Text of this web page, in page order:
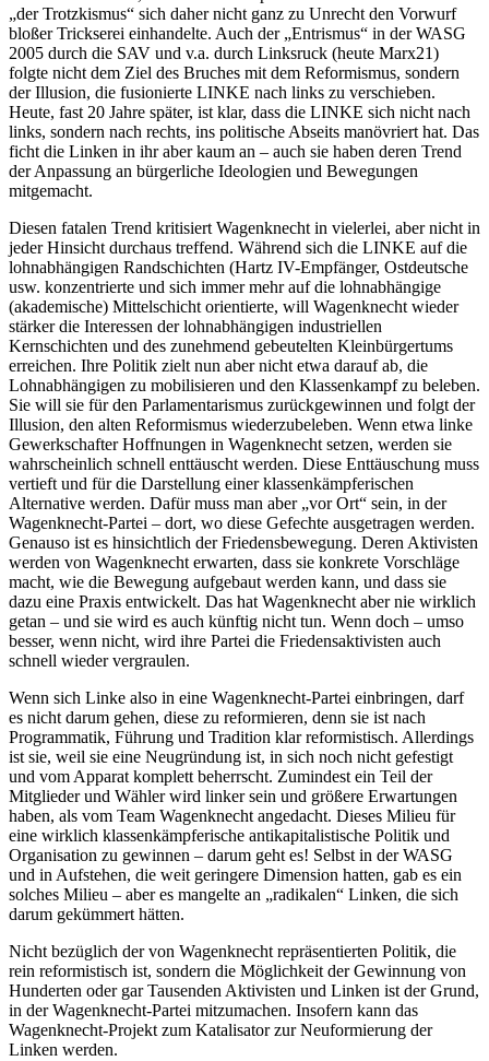
„der Trotzkismus“ sich daher nicht ganz zu Unrecht den Vorwurf
bloßer Trickserei einhandelte. Auch der „Entrismus“ in der WASG
2005 durch die SAV und v.a. durch Linksruck (heute Marx21)
folgte nicht dem Ziel des Bruches mit dem Reformismus, sondern
der Illusion, die fusionierte LINKE nach links zu verschieben.
Heute, fast 20 Jahre später, ist klar, dass die LINKE sich nicht nach
links, sondern nach rechts, ins politische Abseits manövriert hat. Das
ficht die Linken in ihr aber kaum an – auch sie haben deren Trend
der Anpassung an bürgerliche Ideologien und Bewegungen
mitgemacht.
Diesen fatalen Trend kritisiert Wagenknecht in vielerlei, aber nicht in
jeder Hinsicht durchaus treffend. Während sich die LINKE auf die
lohnabhängigen Randschichten (Hartz IV-Empfänger, Ostdeutsche
usw. konzentrierte und sich immer mehr auf die lohnabhängige
(akademische) Mittelschicht orientierte, will Wagenknecht wieder
stärker die Interessen der lohnabhängigen industriellen
Kernschichten und des zunehmend gebeutelten Kleinbürgertums
erreichen. Ihre Politik zielt nun aber nicht etwa darauf ab, die
Lohnabhängigen zu mobilisieren und den Klassenkampf zu beleben.
Sie will sie für den Parlamentarismus zurückgewinnen und folgt der
Illusion, den alten Reformismus wiederzubeleben. Wenn etwa linke
Gewerkschafter Hoffnungen in Wagenknecht setzen, werden sie
wahrscheinlich schnell enttäuscht werden. Diese Enttäuschung muss
vertieft und für die Darstellung einer klassenkämpferischen
Alternative werden. Dafür muss man aber „vor Ort“ sein, in der
Wagenknecht-Partei – dort, wo diese Gefechte ausgetragen werden.
Genauso ist es hinsichtlich der Friedensbewegung. Deren Aktivisten
werden von Wagenknecht erwarten, dass sie konkrete Vorschläge
macht, wie die Bewegung aufgebaut werden kann, und dass sie
dazu eine Praxis entwickelt. Das hat Wagenknecht aber nie wirklich
getan – und sie wird es auch künftig nicht tun. Wenn doch – umso
besser, wenn nicht, wird ihre Partei die Friedensaktivisten auch
schnell wieder vergraulen.
Wenn sich Linke also in eine Wagenknecht-Partei einbringen, darf
es nicht darum gehen, diese zu reformieren, denn sie ist nach
Programmatik, Führung und Tradition klar reformistisch. Allerdings
ist sie, weil sie eine Neugründung ist, in sich noch nicht gefestigt
und vom Apparat komplett beherrscht. Zumindest ein Teil der
Mitglieder und Wähler wird linker sein und größere Erwartungen
haben, als vom Team Wagenknecht angedacht. Dieses Milieu für
eine wirklich klassenkämpferische antikapitalistische Politik und
Organisation zu gewinnen – darum geht es! Selbst in der WASG
und in Aufstehen, die weit geringere Dimension hatten, gab es ein
solches Milieu – aber es mangelte an „radikalen“ Linken, die sich
darum gekümmert hätten.
Nicht bezüglich der von Wagenknecht repräsentierten Politik, die
rein reformistisch ist, sondern die Möglichkeit der Gewinnung von
Hunderten oder gar Tausenden Aktivisten und Linken ist der Grund,
in der Wagenknecht-Partei mitzumachen. Insofern kann das
Wagenknecht-Projekt zum Katalisator zur Neuformierung der
Linken werden.